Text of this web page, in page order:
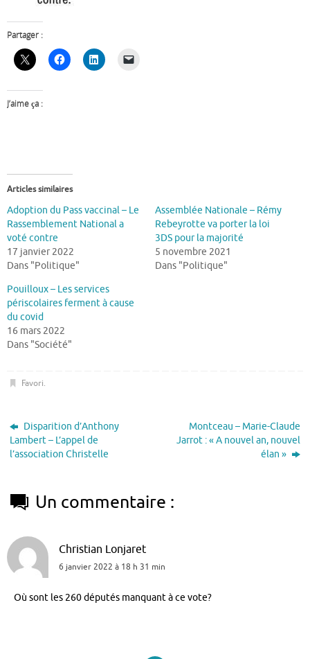
Partager :
J’aime ça :
Articles similaires
Adoption du Pass vaccinal – Le
Rassemblement National a
voté contre
17 janvier 2022
Dans "Politique"
Assemblée Nationale – Rémy
Rebeyrotte va porter la loi
3DS pour la majorité
5 novembre 2021
Dans "Politique"
Pouilloux – Les services
périscolaires ferment à cause
du covid
16 mars 2022
Dans "Société"
Favori.
Disparition d’Anthony
Lambert – L’appel de
l’association Christelle
Montceau – Marie-Claude
Jarrot : « A nouvel an, nouvel
élan »
Un commentaire :
Christian Lonjaret
6 janvier 2022 à 18 h 31 min
Où sont les 260 députés manquant à ce vote?